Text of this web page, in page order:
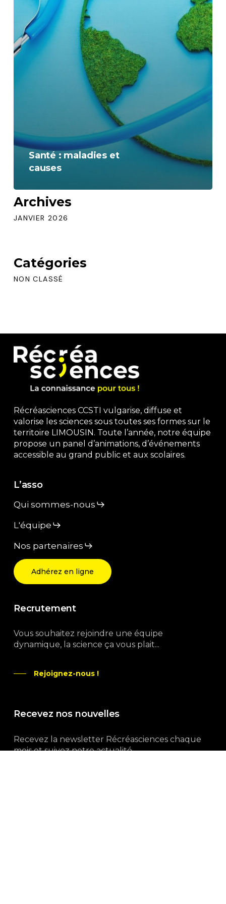
Santé : maladies et
causes
Archives
JANVIER 2026
Catégories
NON CLASSÉ
Récréasciences CCSTI vulgarise, diffuse et
valorise les sciences sous toutes ses formes sur le
territoire LIMOUSIN. Toute l’année, notre équipe
propose un panel d’animations, d’événements
accessible au grand public et aux scolaires.
L’asso
Qui sommes-nous
L'équipe
Nos partenaires
Adhérez en ligne
Recrutement
Vous souhaitez rejoindre une équipe
dynamique, la science ça vous plait...
Rejoignez-nous !
Recevez nos nouvelles
Recevez la newsletter Récréasciences chaque
mois et suivez notre actualité...